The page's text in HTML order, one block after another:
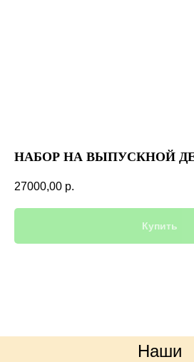
НАБОР НА ВЫПУСКНОЙ
27000,00 р.
Купить
Наши